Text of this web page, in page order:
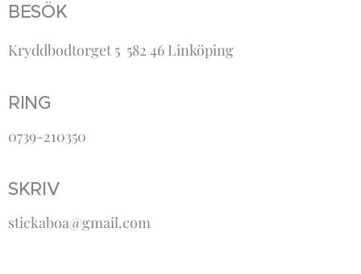
BESÖK
Kryddbodtorget 5 582 46 Linköping
RING
0739-210350
SKRIV
stickaboa@gmail.com